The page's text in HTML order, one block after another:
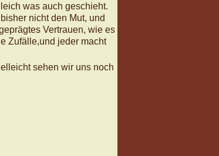
was auch geschieht.
nicht den Mut, und
Vertrauen, wie es
Zufälle,und jeder macht
sehen wir uns noch